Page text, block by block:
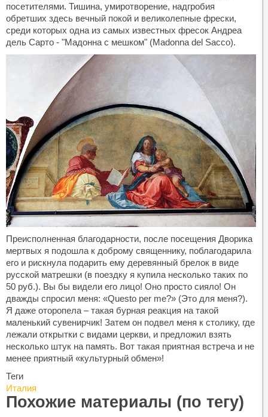
посетителями. Тишина, умиротворение, надгробия
обретших здесь вечный покой и великолепные фрески,
среди которых одна из самых известных фресок Андреа
дель Сарто - "Мадонна с мешком" (Madonna del Sacco).
Преисполненная благодарности, после посещения Дворика
мертвых я подошла к доброму священнику, поблагодарила
его и рискнула подарить ему деревянный брелок в виде
русской матрешки (в поездку я купила несколько таких по
50 руб.). Вы бы видели его лицо! Оно просто сияло! Он
дважды спросил меня: «Questo per me?» (Это для меня?).
Я даже оторопела – такая бурная реакция на такой
маленький сувенирчик! Затем он подвел меня к столику, где
лежали открытки с видами церкви, и предложил взять
несколько штук на память. Вот такая приятная встреча и не
менее приятный «культурный обмен»!
Теги
Италия
Похожие материалы (по тегу)